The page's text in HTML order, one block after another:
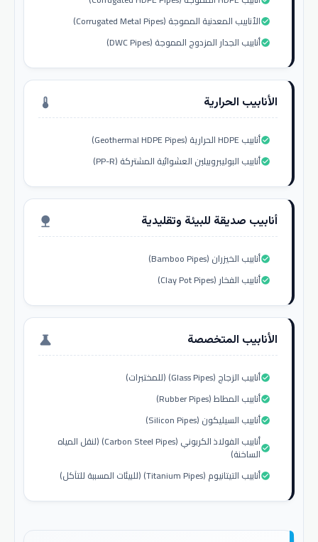
الأنابيب المعدنية المموجة (Corrugated Metal Pipes)check_circle
أنابيب الجدار المزدوج المموجة (DWC Pipes)check_circle
الأنابيب الحرارية thermostat
أنابيب HDPE الحرارية (Geothermal HDPE Pipes)check_circle
أنابيب البوليبروبيلين العشوائية المشتركة (PP-R)check_circle
أنابيب صديقة للبيئة وتقليدية nature
أنابيب الخيزران (Bamboo Pipes)check_circle
أنابيب الفخار (Clay Pot Pipes)check_circle
الأنابيب المتخصصة science
أنابيب الزجاج (Glass Pipes) (للمختبرات)check_circle
أنابيب المطاط (Rubber Pipes)check_circle
أنابيب السيليكون (Silicon Pipes)check_circle
أنابيب الفولاذ الكربوني (Carbon Steel Pipes) (لنقل المياه
الساخنة)check_circle
أنابيب التيتانيوم (Titanium Pipes) (للبيئات المسببة للتآكل)check_circle